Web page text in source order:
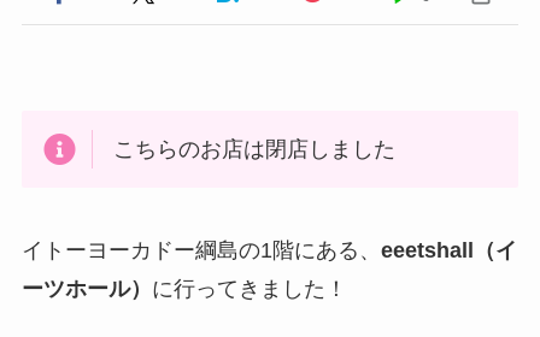
こちらのお店は閉店しました
イトーヨーカドー綱島の1階にある、 eeetshall（イ
ーツホール） に行ってきました！